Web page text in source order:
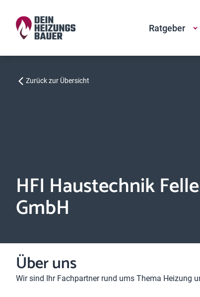
Ratgeber
Zurück zur Übersicht
HFI Haustechnik
GmbH
Über uns
Wir sind Ihr Fachpartner rund ums Thema Heizung